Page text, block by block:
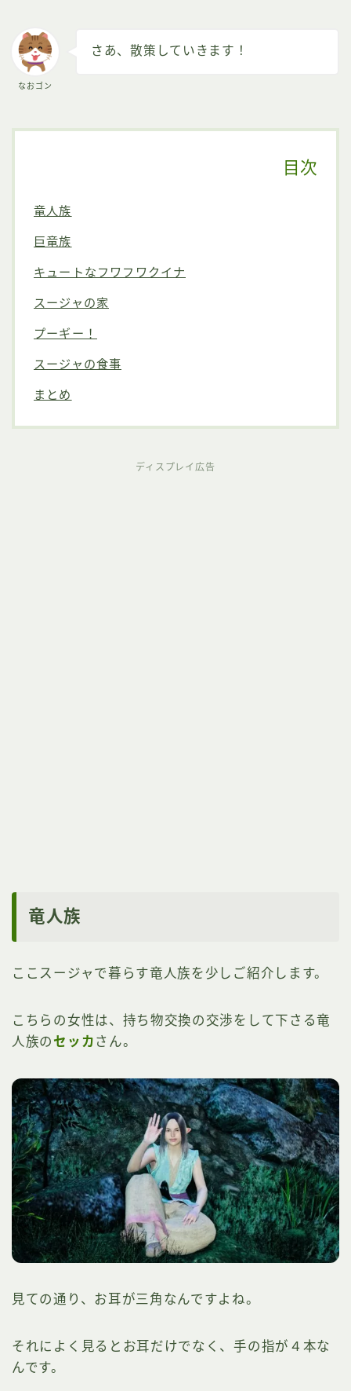
なおゴン
さあ、散策していきます！
目次
竜人族
巨竜族
キュートなフワフワクイナ
スージャの家
プーギー！
スージャの食事
まとめ
ディスプレイ広告
竜人族
ここスージャで暮らす竜人族を少しご紹介します。
こちらの女性は、持ち物交換の交渉をして下さる竜
人族の セッカ さん。
見ての通り、お耳が三角なんですよね。
それによく見るとお耳だけでなく、手の指が４本な
んです。